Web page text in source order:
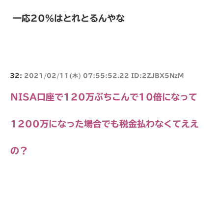
一応20%はとれとるんやな
32: 2021/02/11(木) 07:55:52.22 ID:2ZJBX5NzM
NISA口座で120万ぶちこんで10倍になって
1200万になった場合でも税金払わなくてええ
の？